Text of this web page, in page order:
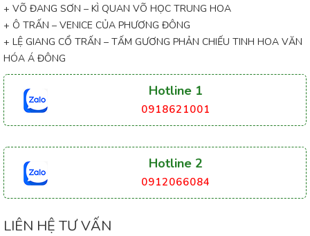
+ VÕ ĐANG SƠN – KÌ QUAN VÕ HỌC TRUNG HOA
+ Ô TRẤN – VENICE CỦA PHƯƠNG ĐÔNG
+ LỆ GIANG CỔ TRẤN – TẤM GƯƠNG PHẢN CHIẾU TINH HOA VĂN
HÓA Á ĐÔNG
Hotline 1
0918621001
Hotline 2
0912066084
LIÊN HỆ TƯ VẤN